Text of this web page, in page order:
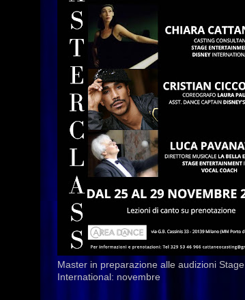
Master in preparazione alle audizioni Stage
International: novembre